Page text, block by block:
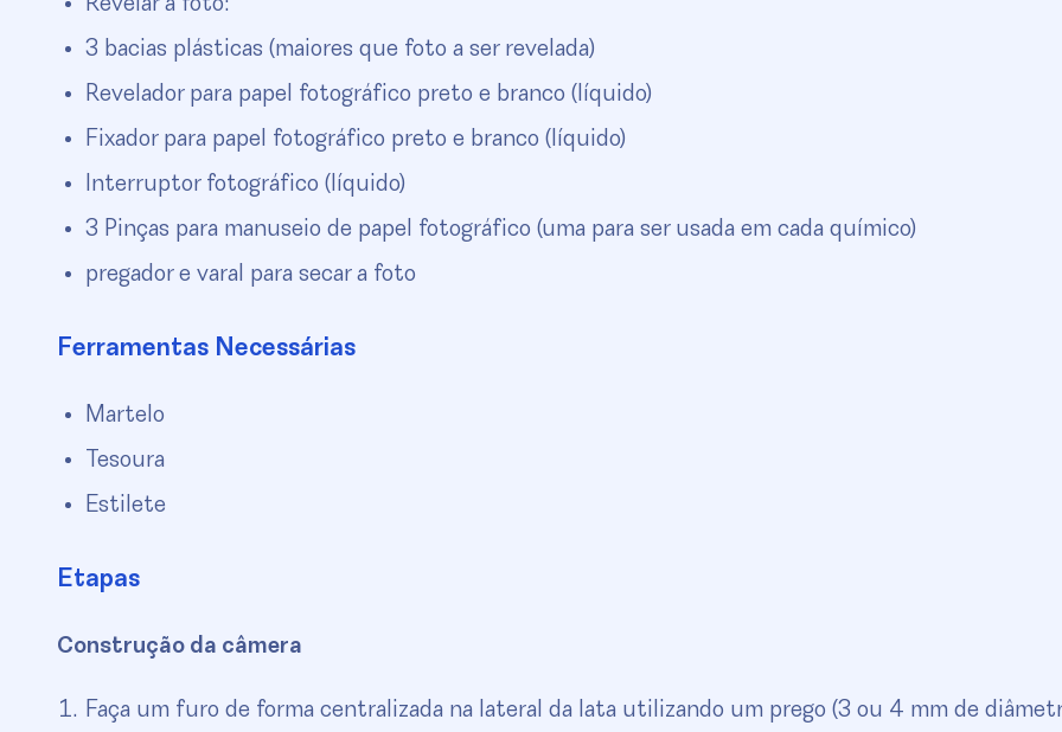
3 bacias plásticas (maiores que foto a ser revelada)
Revelador para papel fotográfico preto e branco (líquido)
Fixador para papel fotográfico preto e branco (líquido)
Interruptor fotográfico (líquido)
3 Pinças para manuseio de papel fotográfico (uma para ser usada em cada químico)
pregador e varal para secar a foto
Ferramentas Necessárias
Martelo
Tesoura
Estilete
Etapas
Construção da câmera
Faça um furo de forma centralizada na lateral da lata utilizando um prego (3 ou 4 mm de